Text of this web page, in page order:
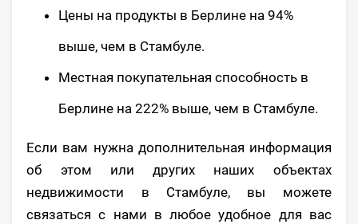
Цены на продукты в Берлине на 94%
выше, чем в Стамбуле.
Местная покупательная способность в
Берлине на 222% выше, чем в Стамбуле.
Если вам нужна дополнительная информация
об этом или других наших объектах
недвижимости в Стамбуле, вы можете
связаться с нами в любое удобное для вас